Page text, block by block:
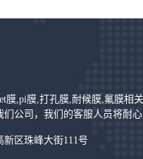
膜,pi膜,打孔膜,耐候膜,氟膜相
们公司，我们的客服人员将耐心
区珠峰大街111号